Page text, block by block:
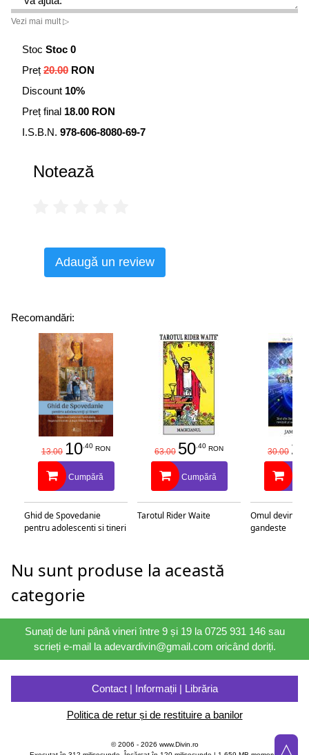
Să obții o înțelegere perfectă a modului de operare a
pot transforma în realitate; Să îți „antrenezi în mod corect
și eficient creierul”, eliminând pentru totdeauna teama și
îndoiala din viața ta; Să îți pui mai ușor planurile în aplicare
înainte; Să îți stabilești obiective clare și să le atingi cu
ușurință; Să te magnetizezi astfel încât să atragi în viața
plenară și mai bogată în semnificații.
manieră ușor de înțeles și foarte prietenoasă, incluzând
numeroase exerciții deopotrivă amuzante și eficiente.
Această carte le poate fi de folos tuturor celor aflați pe
Vezi mai mult ▷
Stoc Stoc 0
Preț 20.00 RON
Discount 10%
Preț final 18.00 RON
I.S.B.N. 978-606-8080-69-7
Notează
Adaugă un review
Recomandări:
13.00 10.40 RON
Cumpără
Ghid de Spovedanie
pentru adolescenti si tineri
63.00 50.40 RON
Cumpără
Tarotul Rider Waite
30.00 25
Omul devine
gandeste
Nu sunt produse la această
categorie
Sunați de luni până vineri între 9 și 19 la 0725 931 146 sau
scrieți e-mail la adevardivin@gmail.com oricând doriți.
Contact | Informații | Librăria
Politica de retur și de restituire a banilor
© 2006 - 2026 www.Divin.ro
△